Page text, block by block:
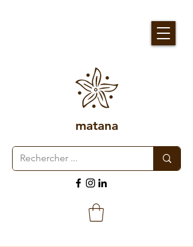
matana